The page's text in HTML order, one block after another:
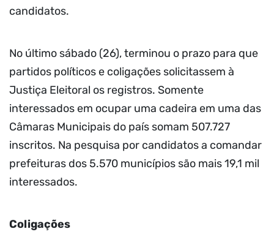
candidatos.
No último sábado (26), terminou o prazo para que
partidos políticos e coligações solicitassem à
Justiça Eleitoral os registros. Somente
interessados em ocupar uma cadeira em uma das
Câmaras Municipais do país somam 507.727
inscritos. Na pesquisa por candidatos a comandar
prefeituras dos 5.570 municípios são mais 19,1 mil
interessados.
Coligações